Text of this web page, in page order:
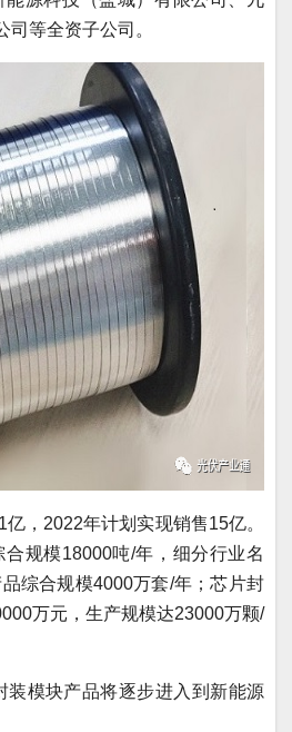
司等全资子公司。
，2022年计划实现销售15亿。
规模18000吨/年，细分行业名
综合规模4000万套/年；芯片封
万元，生产规模达23000万颗/
装模块产品将逐步进入到新能源